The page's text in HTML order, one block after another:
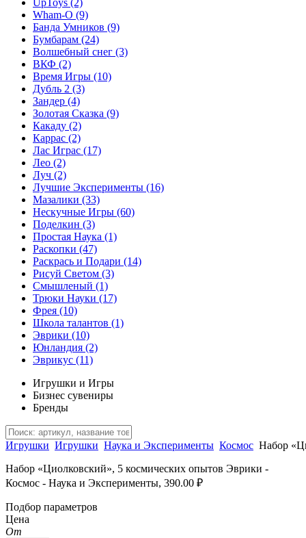
UpToys (2)
Wham-O (9)
Банда Умников (9)
Бумбарам (24)
Волшебный снег (3)
ВКФ (2)
Время Игры (10)
Дубль 2 (3)
Зандер (4)
Золотая Сказка (9)
Какаду (2)
Каррас (2)
Лас Играс (17)
Лео (2)
Луч (2)
Лучшие Эксперименты (16)
Мазалики (33)
Нескучные Игры (60)
Поделкин (3)
Простая Наука (1)
Раскопки (47)
Раскрась и Подари (14)
Рисуй Светом (3)
Смышленый (1)
Трюки Науки (17)
Фрея (10)
Школа талантов (1)
Эврики (10)
Юнландия (2)
Эврикус (11)
Игрушки и Игры
Бизнес сувениры
Бренды
Игрушки Игрушки Наука и Эксперименты Космос Набор
Набор «Циолковский», 5 космических опытов Эврики -
Космос - Наука и Эксперименты, 390.00 ₽
Подбор параметров
Цена
От